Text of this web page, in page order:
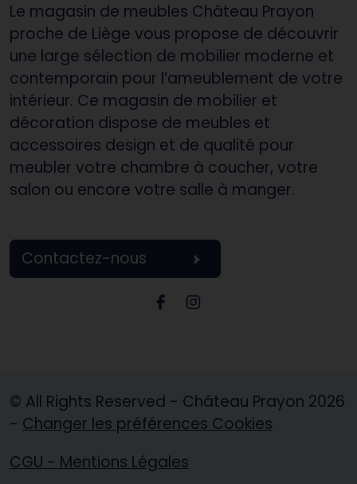
Le magasin de meubles Château Prayon
proche de Liège vous propose de découvrir
une large sélection de mobilier moderne et
contemporain pour l’ameublement de votre
intérieur. Ce magasin de mobilier et
décoration dispose de meubles et
accessoires design et de qualité pour
meubler votre chambre à coucher, votre
salon ou encore votre salle à manger.
Contactez-nous
Page Facebook Château
Page Instagram
© All Rights Reserved - Château Prayon 2026
- Changer les préférences Cookies
CGU - Mentions Légales